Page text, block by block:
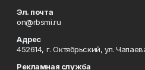
Эл. почта
on@rbsmi.ru
Адрес
452614, г. Октябрьский, ул.
Рекламная служба